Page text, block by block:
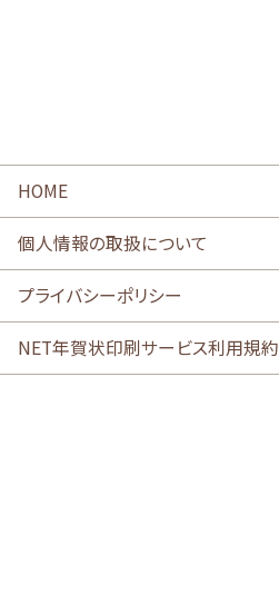
HOME
個人情報の取扱について
プライバシーポリシー
NET年賀状印刷サービス利用規約